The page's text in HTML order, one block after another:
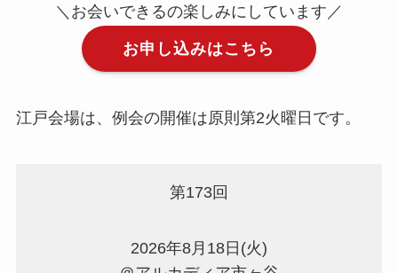
＼お会いできるの楽しみにしています／
お申し込みはこちら
江戸会場は、例会の開催は原則第2火曜日です。
第173回
2026年8月18日(火)